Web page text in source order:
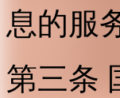
息的服
第三条